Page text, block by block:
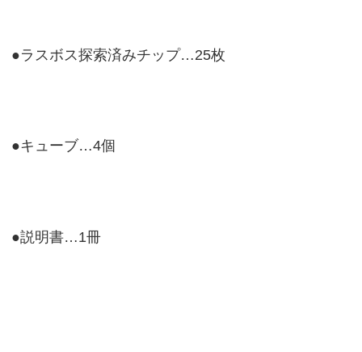
●ラスボス探索済みチップ…25枚
●キューブ…4個
●説明書…1冊